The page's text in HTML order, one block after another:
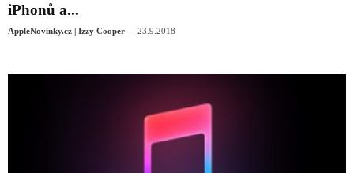
iPhonů a...
AppleNovinky.cz | Izzy Cooper - 23.9.2018